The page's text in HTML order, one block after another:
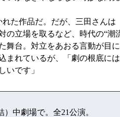
た作品だ。だが、三田さんは
の立場を取るなど、時代の“潮
舞台。対立をあおる言動が目
まれているが、「劇の根底に
いです」
中劇場で。全21公演。